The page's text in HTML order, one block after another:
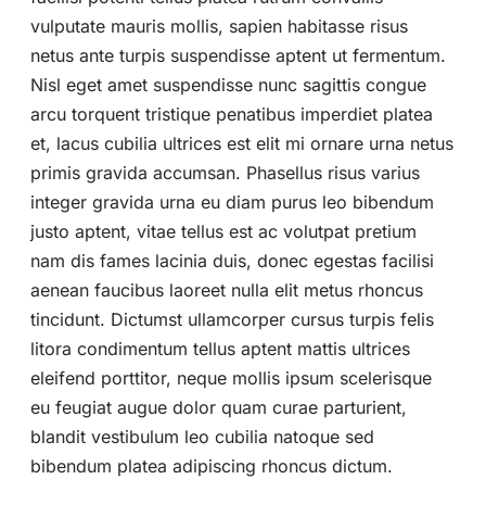
vulputate mauris mollis, sapien habitasse risus
netus ante turpis suspendisse aptent ut fermentum.
Nisl eget amet suspendisse nunc sagittis congue
arcu torquent tristique penatibus imperdiet platea
et, lacus cubilia ultrices est elit mi ornare urna netus
primis gravida accumsan. Phasellus risus varius
integer gravida urna eu diam purus leo bibendum
justo aptent, vitae tellus est ac volutpat pretium
nam dis fames lacinia duis, donec egestas facilisi
aenean faucibus laoreet nulla elit metus rhoncus
tincidunt. Dictumst ullamcorper cursus turpis felis
litora condimentum tellus aptent mattis ultrices
eleifend porttitor, neque mollis ipsum scelerisque
eu feugiat augue dolor quam curae parturient,
blandit vestibulum leo cubilia natoque sed
bibendum platea adipiscing rhoncus dictum.